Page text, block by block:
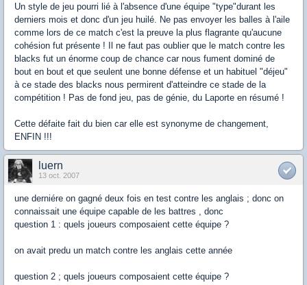
Un style de jeu pourri lié à l'absence d'une équipe "type"durant les
derniers mois et donc d'un jeu huilé. Ne pas envoyer les balles à l'aile
comme lors de ce match c'est la preuve la plus flagrante qu'aucune
cohésion fut présente ! Il ne faut pas oublier que le match contre les
blacks fut un énorme coup de chance car nous fument dominé de
bout en bout et que seulent une bonne défense et un habituel "déjeu"
à ce stade des blacks nous permirent d'atteindre ce stade de la
compétition ! Pas de fond jeu, pas de génie, du Laporte en résumé !
Cette défaite fait du bien car elle est synonyme de changement,
ENFIN !!!
luern
13 oct. 2007
une derniére on gagné deux fois en test contre les anglais ; donc on
connaissait une équipe capable de les battres , donc
question 1 : quels joueurs composaient cette équipe ?
on avait predu un match contre les anglais cette année
question 2 ; quels joueurs composaient cette équipe ?